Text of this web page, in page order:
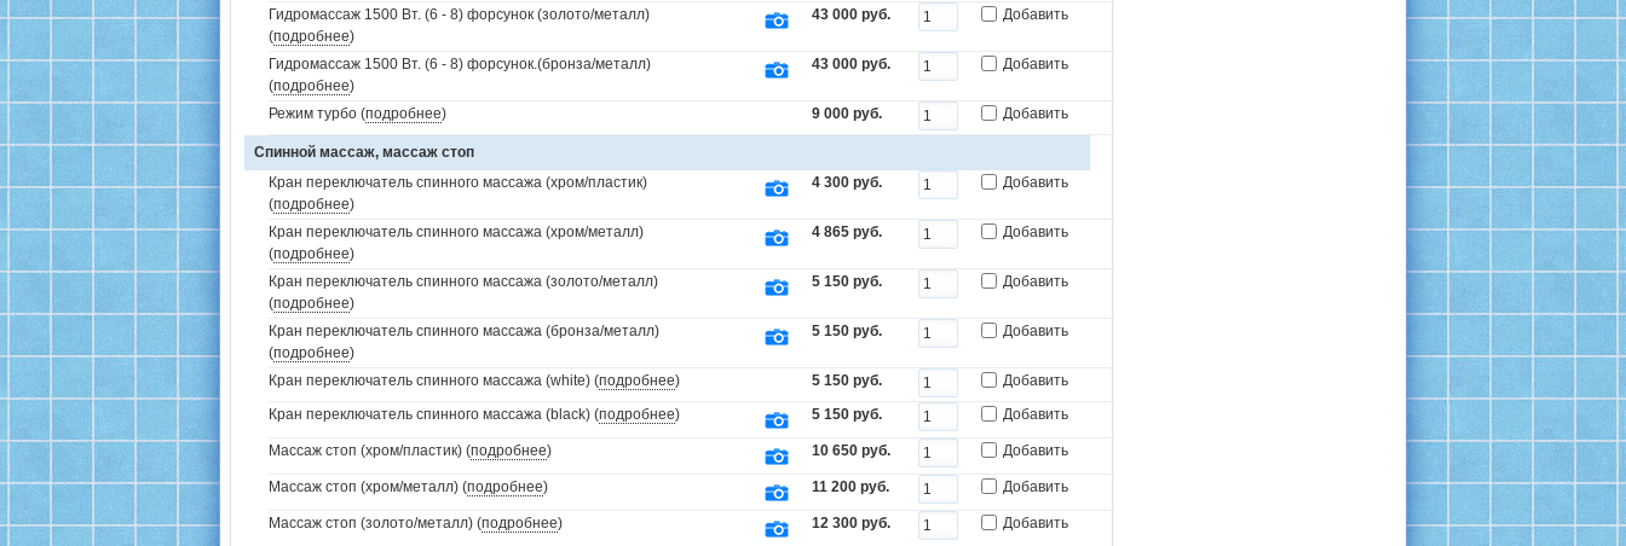
Гидромассаж 1500 Вт. (6 - 8) форсунок (золото/металл)
(подробнее)
43 000 руб. Добавить
Гидромассаж 1500 Вт. (6 - 8) форсунок.(бронза/металл)
(подробнее)
43 000 руб. Добавить
Режим турбо (подробнее) 9 000 руб. Добавить
Спинной массаж, массаж стоп
Кран переключатель спинного массажа (хром/пластик)
(подробнее)
4 300 руб. Добавить
Кран переключатель спинного массажа (хром/металл)
(подробнее)
4 865 руб. Добавить
Кран переключатель спинного массажа (золото/металл)
(подробнее)
5 150 руб. Добавить
Кран переключатель спинного массажа (бронза/металл)
(подробнее)
5 150 руб. Добавить
Кран переключатель спинного массажа (white) (подробнее) 5 150 руб.
Добавить
Кран переключатель спинного массажа (black) (подробнее) 5 150 руб. Добавить
Массаж стоп (хром/пластик) (подробнее) 10 650 руб. Добавить
Массаж стоп (хром/металл) (подробнее) 11 200 руб. Добавить
Массаж стоп (золото/металл) (подробнее) 12 300 руб. Добавить